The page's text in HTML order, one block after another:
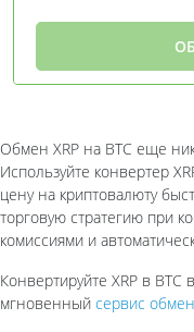
Обмен XRP на BTC еще
Используйте конвертер
цену на криптовалюту
торговую стратегию при
комиссиями и
Конвертируйте XRP в BTC
мгновенный сервис